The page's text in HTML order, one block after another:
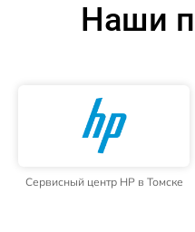
Наши
Сервисный центр HP в Томске